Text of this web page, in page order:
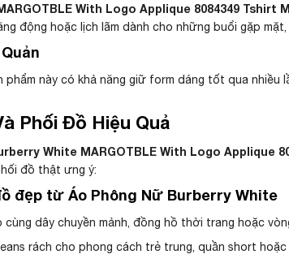
With Logo Applique 8084349 Tshirt
động hoặc lịch lãm dành cho những buổi gặp
này có khả năng giữ form dáng tốt qua
Phối Đồ Hiệu Quả
White MARGOTBLE With Logo Applique
đồ thật ưng ý:
đẹp từ Áo Phông Nữ Burberry White
cùng dây chuyền mảnh, đồng hồ thời trang hoặc
rách cho phong cách trẻ trung, quần short